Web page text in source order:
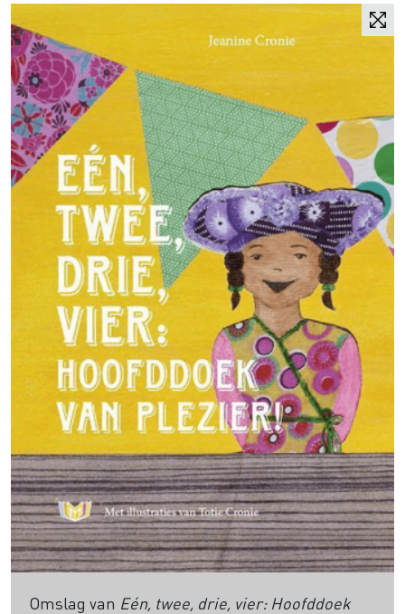
Omslag van Eén, twee, drie, vier: Hoofddoek